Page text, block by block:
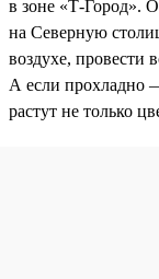
в зоне «Т-Город».
на Северную
воздухе, провести
А если прохладно
растут не только